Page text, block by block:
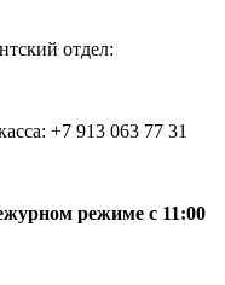
отдел:
+7 913 063 77 31
режиме с 11:00